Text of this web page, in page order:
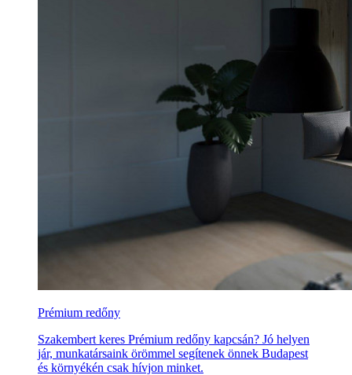
Prémium redőny
Szakembert keres Prémium redőny kapcsán? Jó helyen
jár, munkatársaink örömmel segítenek önnek Budapest
és környékén csak hívjon minket.